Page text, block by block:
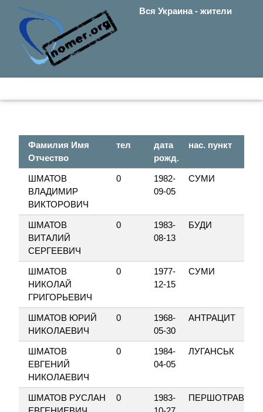
Вся Украина - жители
Фамилия Имя
Отчество
тел
дата
рожд.
нас. пункт
ШМАТОВ
ВЛАДИМИР
ВИКТОРОВИЧ
0
1982-
09-05
СУМИ
ШМАТОВ
ВИТАЛИЙ
СЕРГЕЕВИЧ
0
1983-
08-13
БУДИ
ШМАТОВ
НИКОЛАЙ
ГРИГОРЬЕВИЧ
0
1977-
12-15
СУМИ
ШМАТОВ ЮРИЙ
НИКОЛАЕВИЧ
0
1968-
05-30
АНТРАЦИТ
ШМАТОВ
ЕВГЕНИЙ
НИКОЛАЕВИЧ
0
1984-
04-05
ЛУГАНСЬК
ШМАТОВ РУСЛАН
0
1983-